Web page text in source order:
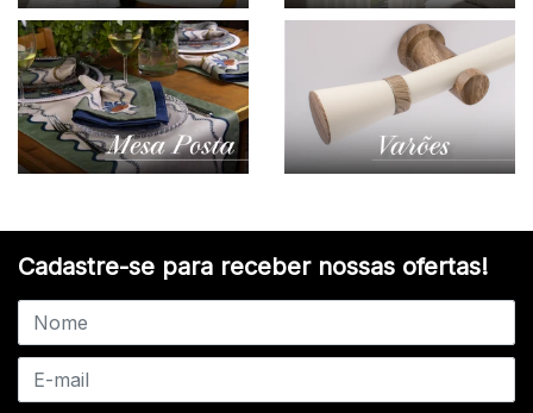
Cadastre-se para receber nossas ofertas!